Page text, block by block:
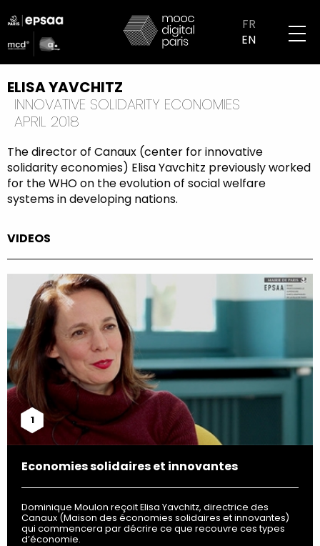
to
main
content
logo
partenaires
mobile
FR
EN
ELISA YAVCHITZ
INNOVATIVE SOLIDARITY ECONOMIES
APRIL 2018
The director of Canaux (center for innovative
solidarity economies) Elisa Yavchitz previously worked
for the WHO on the evolution of social welfare
systems in developing nations.
VIDEOS
1
Economies solidaires et innovantes
Dominique Moulon reçoit Elisa Yavchitz, directrice des
Canaux (Maison des économies solidaires et innovantes)
qui commencera par décrire ce que recouvre ces types
d’économie.